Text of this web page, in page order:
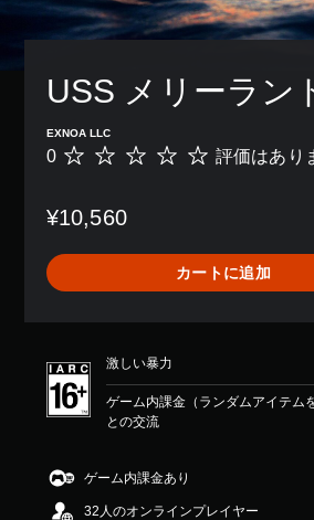
USS メリーラン
EXNOA LLC
評
あ
ま
せ
ん
0 評価はあり
¥10,560
カートに追加
激しい暴力
ゲーム内課金（ランダムアイテム
との交流
ゲーム内課金あり
32人のオンラインプレイヤー